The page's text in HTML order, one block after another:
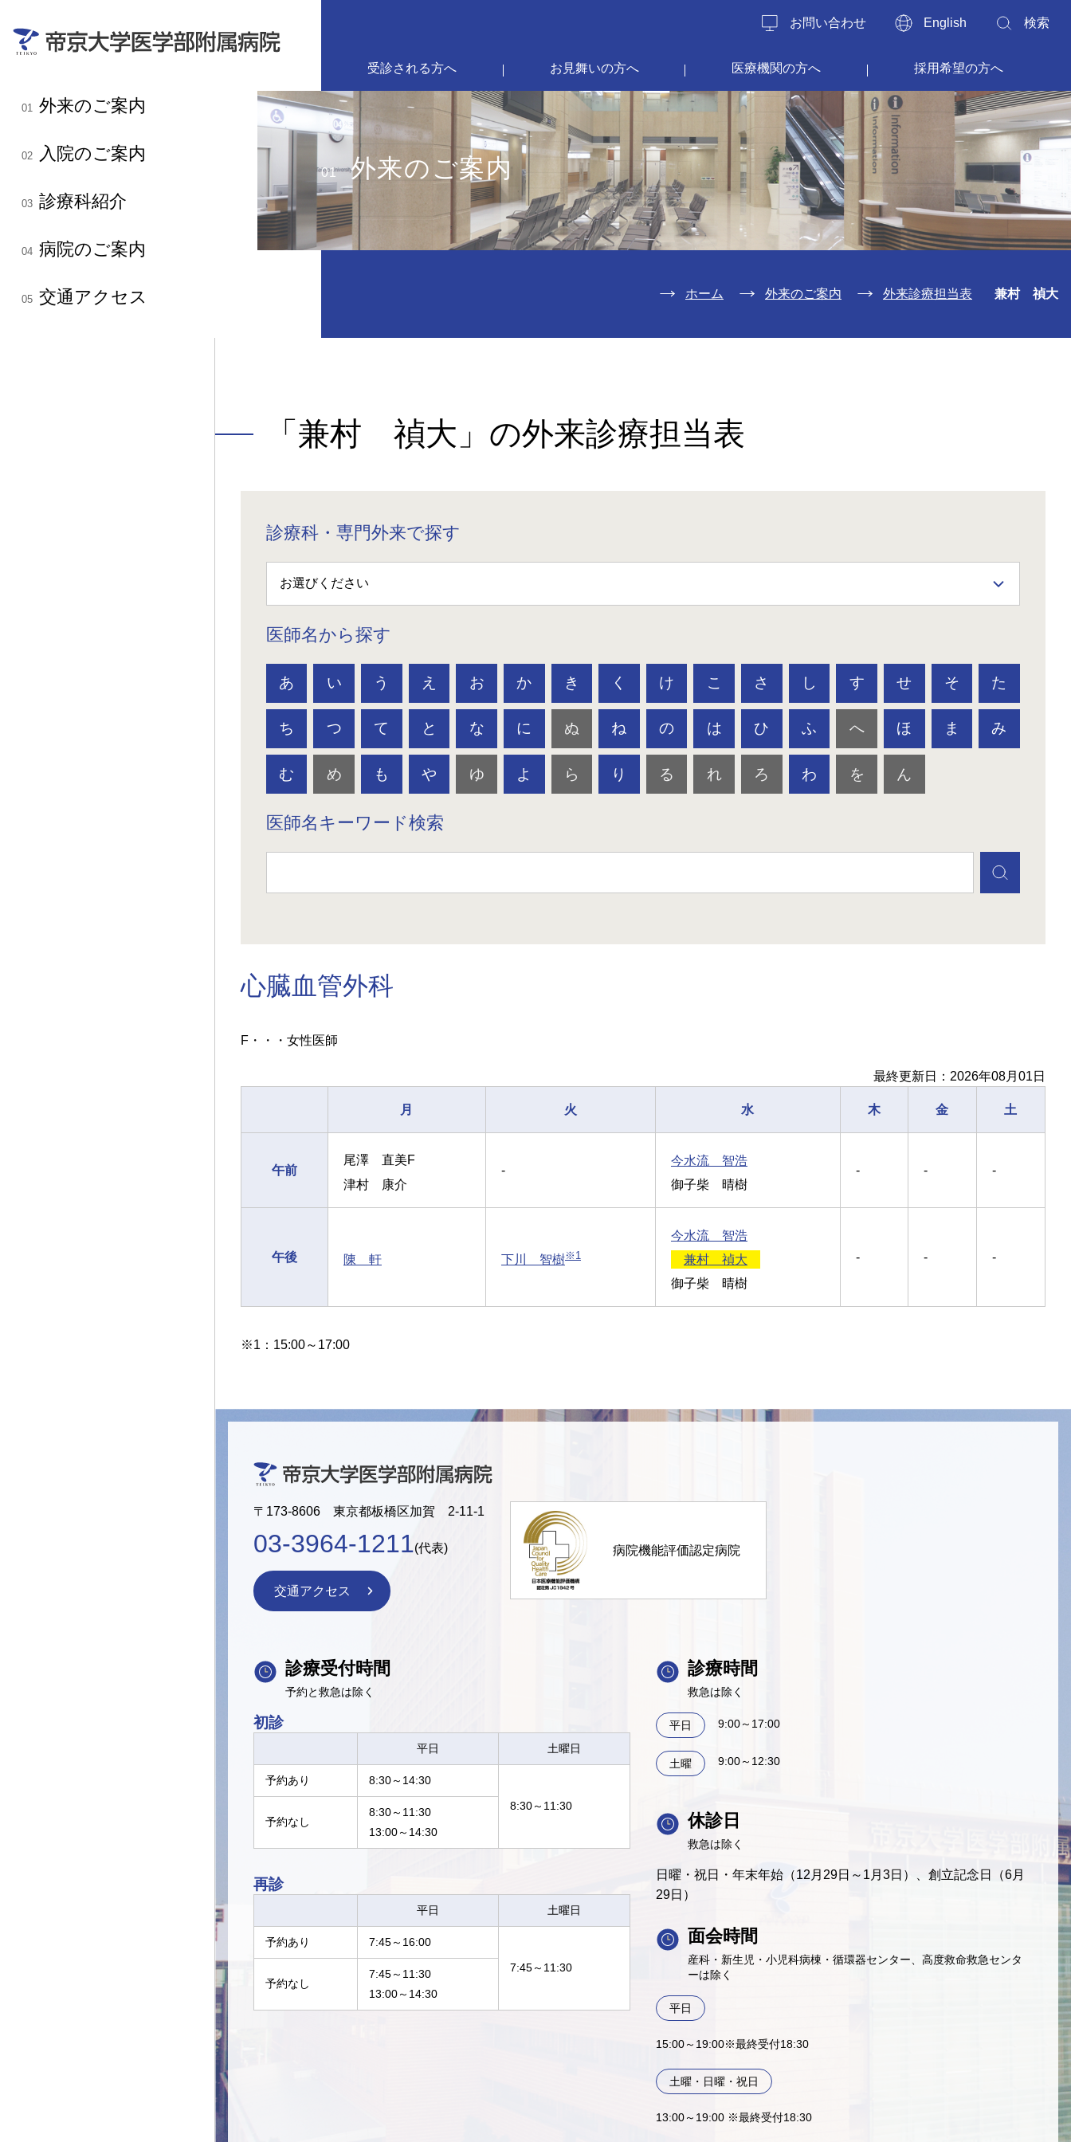
01 外来のご案内
02 入院のご案内
03 診療科紹介
04 病院のご案内
05 交通アクセス
お問い合わせ English 検索
受診される方へ お見舞いの方へ 医療機関の方へ 採用希望の方へ
01 外来のご案内
ホーム 外来のご案内 外来診療担当表 兼村 禎大
「兼村 禎大」の外来診療担当表
診療科・専門外来で探す
医師名から探す
あ い う え お か き く け こ さ し す せ そ た
ち つ て と な に ぬ ね の は ひ ふ へ ほ ま み
む め も や ゆ よ ら り る れ ろ わ を ん
医師名キーワード検索
心臓血管外科
F・・・女性医師
最終更新日：2026年08月01日
月 火 水 木 金 土
午前
尾澤 直美F
津村 康介
-
今水流 智浩
御子柴 晴樹
- - -
午後 陳 軒 下川 智樹※1
今水流 智浩
兼村 禎大
御子柴 晴樹
- - -
※1：15:00～17:00
〒173-8606 東京都板橋区加賀 2-11-1
03-3964-1211(代表)
交通アクセス
病院機能評価認定病院
診療受付時間
予約と救急は除く
初診
平日 土曜日
予約あり
8:30～14:30
8:30～11:30
予約なし
8:30～11:30
13:00～14:30
再診
平日 土曜日
予約あり
7:45～16:00
7:45～11:30
予約なし
7:45～11:30
13:00～14:30
診療時間
救急は除く
平日 9:00～17:00
土曜 9:00～12:30
休診日
救急は除く
日曜・祝日・年末年始（12月29日～1月3日）、創立記念日（6月
29日）
面会時間
産科・新生児・小児科病棟・循環器センター、高度救命救急センタ
ーは除く
平日
15:00～19:00※最終受付18:30
土曜・日曜・祝日
13:00～19:00 ※最終受付18:30